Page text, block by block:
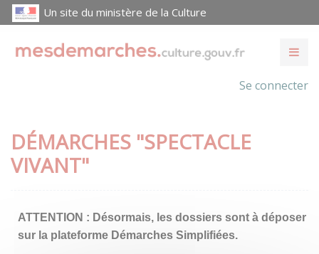
Un site du ministère de la Culture
Se connecter
DÉMARCHES "SPECTACLE
VIVANT"
ATTENTION : Désormais, les dossiers sont à déposer
sur la plateforme Démarches Simplifiées.